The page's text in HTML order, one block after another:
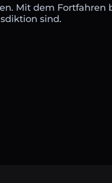
Mit dem Fortfahren
sind.